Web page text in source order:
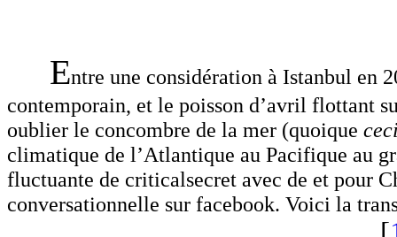
Entre une considération à Istanbul en
contemporain, et le poisson d’avril flottant
oublier le concombre de la mer (quoique
climatique de l’Atlantique au Pacifique au
fluctuante de criticalsecret avec de et pour
conversationnelle sur facebook. Voici la